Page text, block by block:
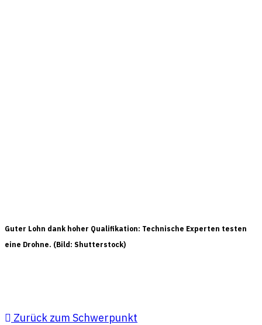
Guter Lohn dank hoher Qualifikation: Technische Experten testen
eine Drohne. (Bild: Shutterstock)
Zurück zum Schwerpunkt